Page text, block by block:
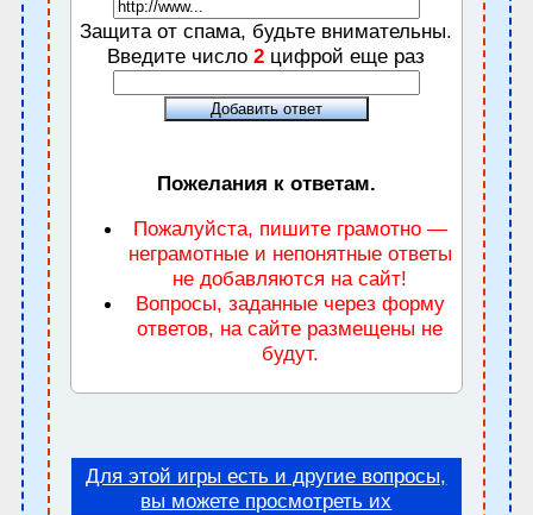
Защита от спама, будьте внимательны.
Введите число2 цифрой еще раз
Пожелания к ответам.
Пожалуйста, пишите грамотно —
неграмотные и непонятные ответы
не добавляются на сайт!
Вопросы, заданные через форму
ответов, на сайте размещены не
будут.
Для этой игры есть и другие вопросы,
вы можете просмотреть их